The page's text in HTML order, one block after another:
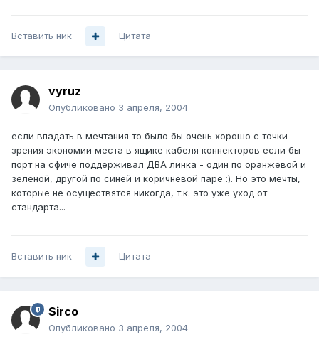
Вставить ник Цитата
vyruz
Опубликовано 3 апреля, 2004
если впадать в мечтания то было бы очень хорошо с точки
зрения экономии места в ящике кабеля коннекторов если бы
порт на сфиче поддерживал ДВА линка - один по оранжевой и
зеленой, другой по синей и коричневой паре :). Но это мечты,
которые не осуществятся никогда, т.к. это уже уход от
стандарта...
Вставить ник Цитата
Sirco
Опубликовано 3 апреля, 2004